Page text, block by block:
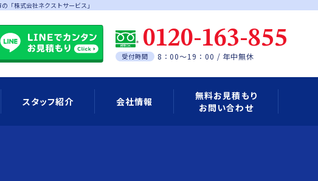
「株式会社ネクストサービス」
0120-163-855
受付時間 8：00～19：00 / 年中無休
スタッフ紹介 会社情報
無料お見積もり
お問い合わせ